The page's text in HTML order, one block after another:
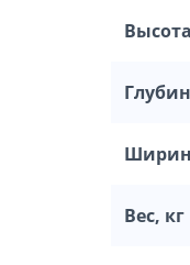
Вес, кг